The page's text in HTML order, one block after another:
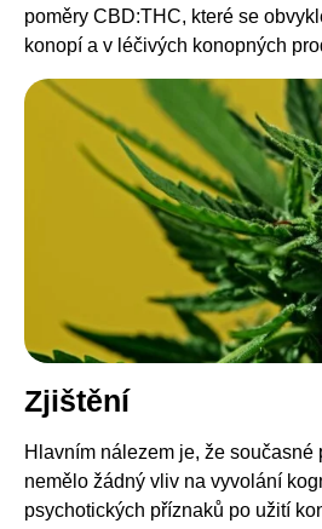
poměry CBD:THC, které se
konopí a v léčivých konopných
Zjištění
Hlavním nálezem je, že
nemělo žádný vliv na vyvolání
psychotických příznaků po užití